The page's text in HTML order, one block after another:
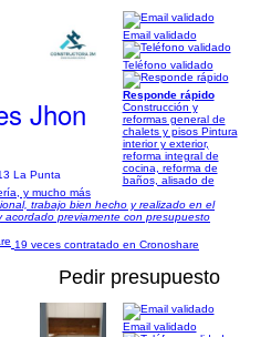
Jhon
La Punta
Email validado
Teléfono validado
Responde rápido
Construcción y
reformas general de
chalets y pisos Pintura
interior y exterior,
reforma integral de
cocina, reforma de
baños, alisado de
y mucho más
trabajo bien hecho y realizado en el
previamente con presupuesto
19 veces contratado en Cronoshare
Pedir presupuesto
Email validado